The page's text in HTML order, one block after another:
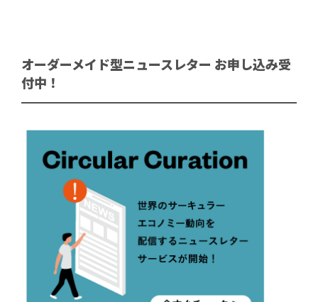
オーダーメイド型ニュースレター お申し込み受
付中！